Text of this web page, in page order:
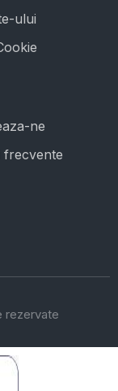
ului
ne
frecvente
rezervate